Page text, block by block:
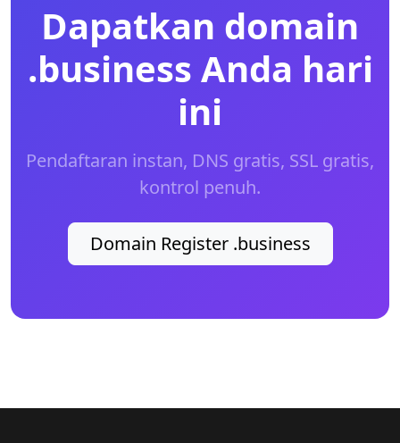
Dapatkan domain
.business Anda hari
ini
Pendaftaran instan, DNS gratis, SSL gratis,
kontrol penuh.
Domain Register .business